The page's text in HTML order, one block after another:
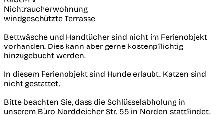
Nichtraucherwohnung
windgeschützte Terrasse
Bettwäsche und Handtücher sind nicht im Ferienobjekt
vorhanden. Dies kann aber gerne kostenpflichtig
hinzugebucht werden.
In diesem Ferienobjekt sind Hunde erlaubt. Katzen sind
nicht gestattet.
Bitte beachten Sie, dass die Schlüsselabholung in
unserem Büro Norddeicher Str. 55 in Norden stattfindet.